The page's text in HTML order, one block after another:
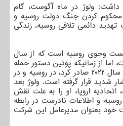
ولوژ در ماه آگوست، گام
محکوم کردن جنگ دولت روسیه و
دائمی تلافی روسیه، زندگی
جست وجوی روسیه است که از سال
اما از زمانیکه پوتین دستور حمله
نظامی به اکراین را در فوریه سال ۲۰۲۲ صادر کرد، در روسیه و در
شدید قرار گرفته است. ولوژ بعد
اتحادیه اروپا، او را به علت نقش
و اطلاعات نادرست در رابطه
خود بعنوان مدیرعامل این شرکت